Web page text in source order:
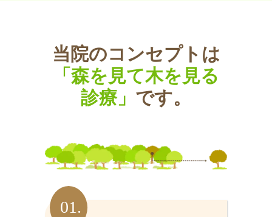
当院のコンセプトは
「森を見て木を見る
診療」 です。
01.